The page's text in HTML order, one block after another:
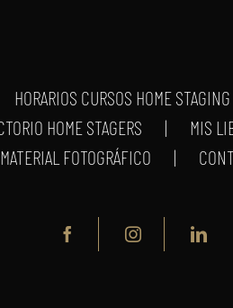
HORARIOS CURSOS HOME STAGING
HOME STAGERS
MIS
MATERIAL FOTOGRÁFICO